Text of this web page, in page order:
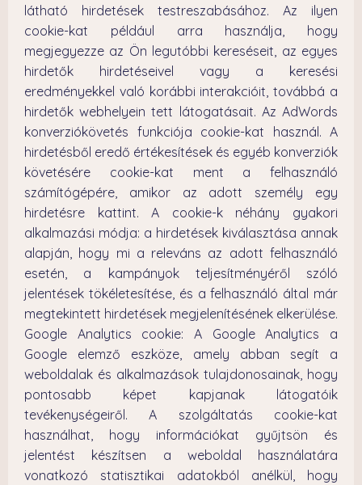
látható hirdetések testreszabásához. Az ilyen
cookie-kat például arra használja, hogy
megjegyezze az Ön legutóbbi kereséseit, az egyes
hirdetők hirdetéseivel vagy a keresési
eredményekkel való korábbi interakcióit, továbbá a
hirdetők webhelyein tett látogatásait. Az AdWords
konverziókövetés funkciója cookie-kat használ. A
hirdetésből eredő értékesítések és egyéb konverziók
követésére cookie-kat ment a felhasználó
számítógépére, amikor az adott személy egy
hirdetésre kattint. A cookie-k néhány gyakori
alkalmazási módja: a hirdetések kiválasztása annak
alapján, hogy mi a releváns az adott felhasználó
esetén, a kampányok teljesítményéről szóló
jelentések tökéletesítése, és a felhasználó által már
megtekintett hirdetések megjelenítésének elkerülése.
Google Analytics cookie: A Google Analytics a
Google elemző eszköze, amely abban segít a
weboldalak és alkalmazások tulajdonosainak, hogy
pontosabb képet kapjanak látogatóik
tevékenységeiről. A szolgáltatás cookie-kat
használhat, hogy információkat gyűjtsön és
jelentést készítsen a weboldal használatára
vonatkozó statisztikai adatokból anélkül, hogy